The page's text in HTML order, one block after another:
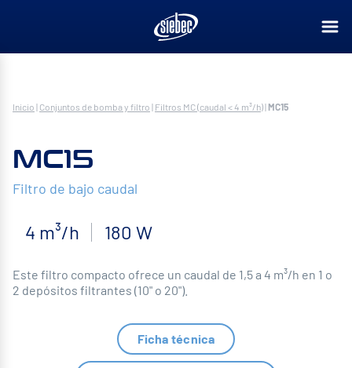
Inicio | Conjuntos de bomba y filtro | Filtros MC (caudal < 4 m³/h)|MC15
MC15
Filtro de bajo caudal
4 m³/h 180 W
Este filtro compacto ofrece un caudal de 1,5 a 4 m³/h en 1 o
2 depósitos filtrantes (10" o 20").
Ficha técnica